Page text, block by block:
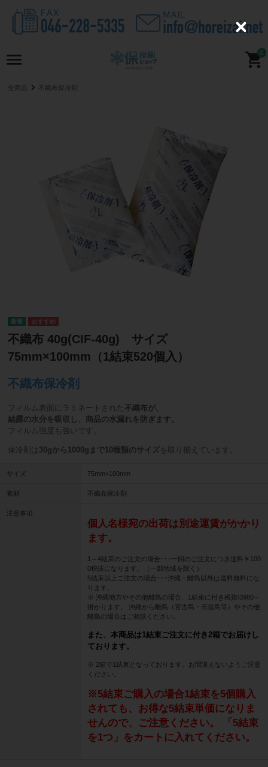
0
全商品 不織布保冷剤
不織布 40g(CIF-40g) サイズ
75mm×100mm（1結束520個入）
不織布保冷剤
フィルム表面にラミネートされた 不織布が、
結露の水分を吸収し、商品の水漏れを防ぎます。
フィルム強度も強いです。
保冷剤は 30gから1000gまで10種類のサイズを取り揃えています。
サイズ 75mm×100mm
素材 不織布保冷剤
注意事項
個人名様宛の出荷は別途運賃がかかり
ます。
1～4結束のご注文の場合･･･一回のご注文につき送料￥100
0税抜になります。（一部地域を除く）
5結束以上ご注文の場合･･･沖縄・離島以外は送料無料にな
ります。
※ 沖縄地方やその他離島の場合、1結束に付き税抜\3980～
掛かります。 沖縄から離島（宮古島・石垣島等）やその他
離島の場合はご相談ください。
また、本商品は1結束ご注文に付き2箱でお届けし
ております。
※ 2箱で1結束となっております。お間違えないようご注意
ください。
※5結束ご購入の場合1結束を5個購入
されても、お得な5結束単価になりま
せんので、ご注意ください。 「5結束
を1つ」をカートに入れてください。
C